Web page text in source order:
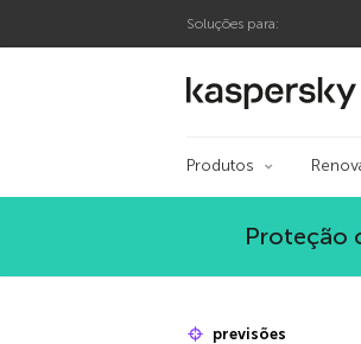
Soluções para:
Produtos
Proteção
previsões